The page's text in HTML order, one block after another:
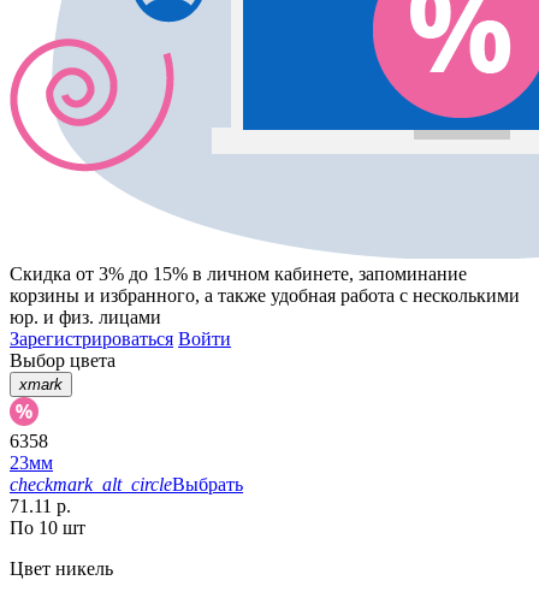
Скидка от 3% до 15% в личном кабинете, запоминание
корзины и избранного, а также удобная работа с несколькими
юр. и физ. лицами
Зарегистрироваться Войти
Выбор цвета
xmark
6358
23мм
checkmark_alt_circleВыбрать
71.11 р.
По 10 шт
Цвет никель